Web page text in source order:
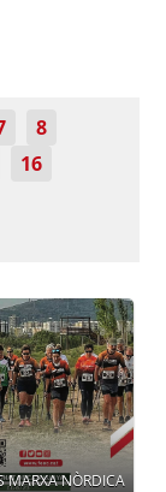
8
16
MARXA NÒRDICA